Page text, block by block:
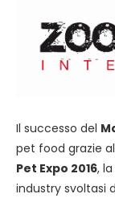
Il successo del
pet food grazie
Pet Expo 2016,
industry svoltasi